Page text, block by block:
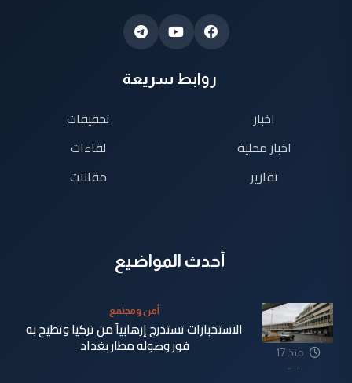
روابط سريعة
اخبار
اخبار محلية
تقارير
تحقيقات
لقاءات
مقالات
أحدث المواضيع
منذ 17
ساعة
أمن ومجتمع
الاستخبارات تستدرج إرهابياً من تركيا وتطيح به
فور وصوله مطار بغداد